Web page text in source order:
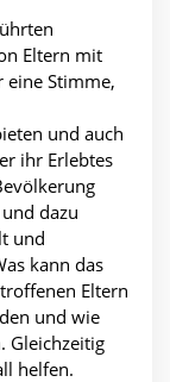
Eltern mit
eine Stimme,
und auch
ihr Erlebtes
dazu
und
kann das
Eltern
und wie
Gleichzeitig
helfen.